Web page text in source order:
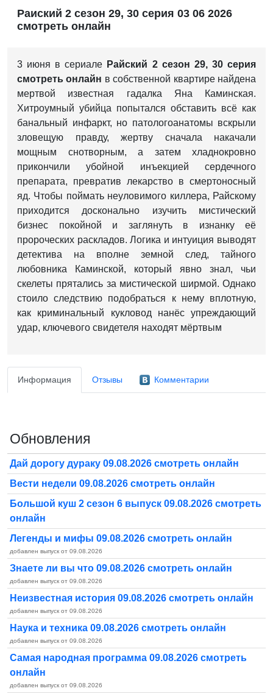
Раиский 2 сезон 29, 30 серия 03 06 2026
смотреть онлайн
3 июня в сериале Райский 2 сезон 29, 30 серия
смотреть онлайн в собственной квартире найдена
мертвой известная гадалка Яна Каминская.
Хитроумный убийца попытался обставить всё как
банальный инфаркт, но патологоанатомы вскрыли
зловещую правду, жертву сначала накачали
мощным снотворным, а затем хладнокровно
прикончили убойной инъекцией сердечного
препарата, превратив лекарство в смертоносный
яд. Чтобы поймать неуловимого киллера, Райскому
приходится досконально изучить мистический
бизнес покойной и заглянуть в изнанку её
пророческих раскладов. Логика и интуиция выводят
детектива на вполне земной след, тайного
любовника Каминской, который явно знал, чьи
скелеты прятались за мистической ширмой. Однако
стоило следствию подобраться к нему вплотную,
как криминальный кукловод нанёс упреждающий
удар, ключевого свидетеля находят мёртвым
Информация Отзывы Комментарии
Обновления
Дай дорогу дураку 09.08.2026 смотреть онлайн
Вести недели 09.08.2026 смотреть онлайн
Большой куш 2 сезон 6 выпуск 09.08.2026 смотреть
онлайн
Легенды и мифы 09.08.2026 смотреть онлайн
добавлен выпуск от 09.08.2026
Знаете ли вы что 09.08.2026 смотреть онлайн
добавлен выпуск от 09.08.2026
Неизвестная история 09.08.2026 смотреть онлайн
добавлен выпуск от 09.08.2026
Наука и техника 09.08.2026 смотреть онлайн
добавлен выпуск от 09.08.2026
Самая народная программа 09.08.2026 смотреть
онлайн
добавлен выпуск от 09.08.2026